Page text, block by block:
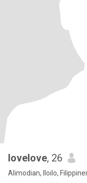
lovelove, 26
Alimodian, Iloilo,